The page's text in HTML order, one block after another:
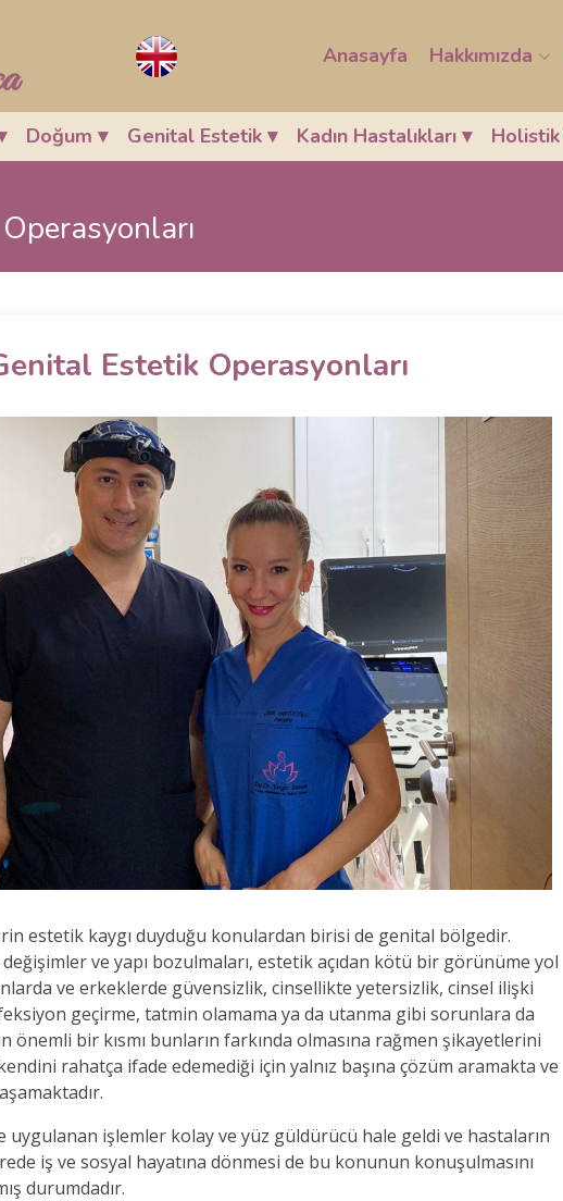
Anasayfa Hakkımızda
Doğum ▾ Genital Estetik ▾ Kadın Hastalıkları ▾ Holistik
Estetik Operasyonları
estetik kaygı duyduğu konulardan birisi de genital bölgedir.
ve yapı bozulmaları, estetik açıdan kötü bir görünüme yol
ve erkeklerde güvensizlik, cinsellikte yetersizlik, cinsel ilişki
geçirme, tatmin olamama ya da utanma gibi sorunlara da
önemli bir kısmı bunların farkında olmasına rağmen şikayetlerini
rahatça ifade edemediği için yalnız başına çözüm aramakta ve
uygulanan işlemler kolay ve yüz güldürücü hale geldi ve hastaların
iş ve sosyal hayatına dönmesi de bu konunun konuşulmasını
durumdadır.